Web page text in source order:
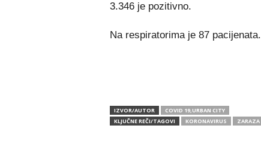
3.346 je pozitivno.
Na respiratorima je 87 pacijenata.
IZVOR/AUTOR
COVID 19,URBAN CITY
KLJUČNE REČI/TAGOVI
KORONAVIRUS ZARAZA